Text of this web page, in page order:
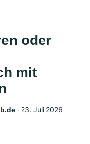
oder
mit
‧ 23. Juli 2026